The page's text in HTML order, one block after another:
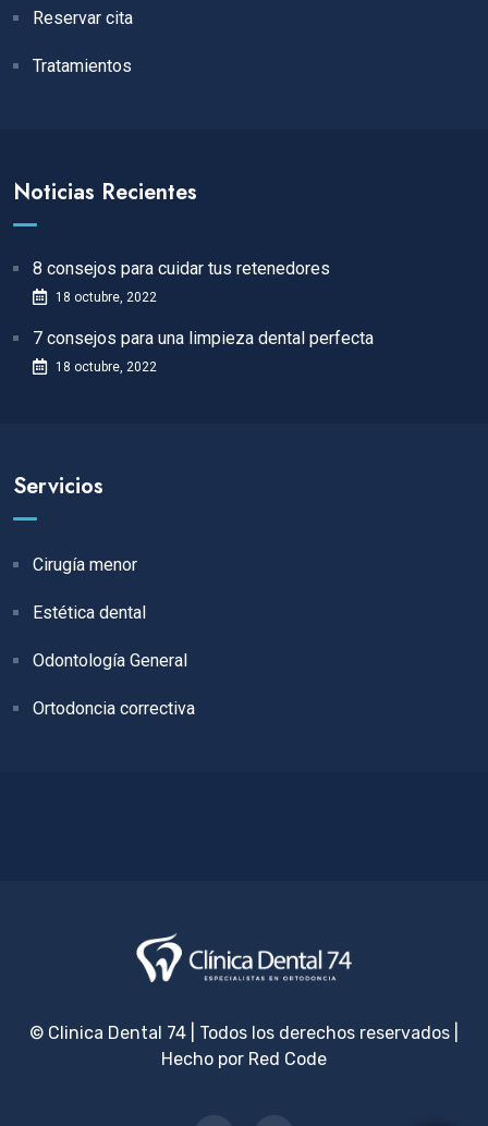
Reservar cita
Tratamientos
Noticias Recientes
8 consejos para cuidar tus retenedores
18 octubre, 2022
7 consejos para una limpieza dental perfecta
18 octubre, 2022
Servicios
Cirugía menor
Estética dental
Odontología General
Ortodoncia correctiva
© Clinica Dental 74 | Todos los derechos reservados |
Hecho por Red Code